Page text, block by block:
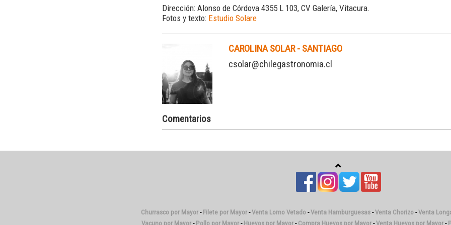
Dirección: Alonso de Córdova 4355 L 103, CV Galería, Vitacura.
Fotos y texto: Estudio Solare
CAROLINA SOLAR - SANTIAGO
csolar@chilegastronomia.cl
Comentarios
Churrasco por Mayor - Filete por Mayor -Venta Lomo Vetado -Venta Hamburguesas -Venta Chorizo -Venta
Vacuno por Mayor - Pollo por Mayor - Huevos por Mayor - Compra Huevos por Mayor -Venta Huevos por Mayor -